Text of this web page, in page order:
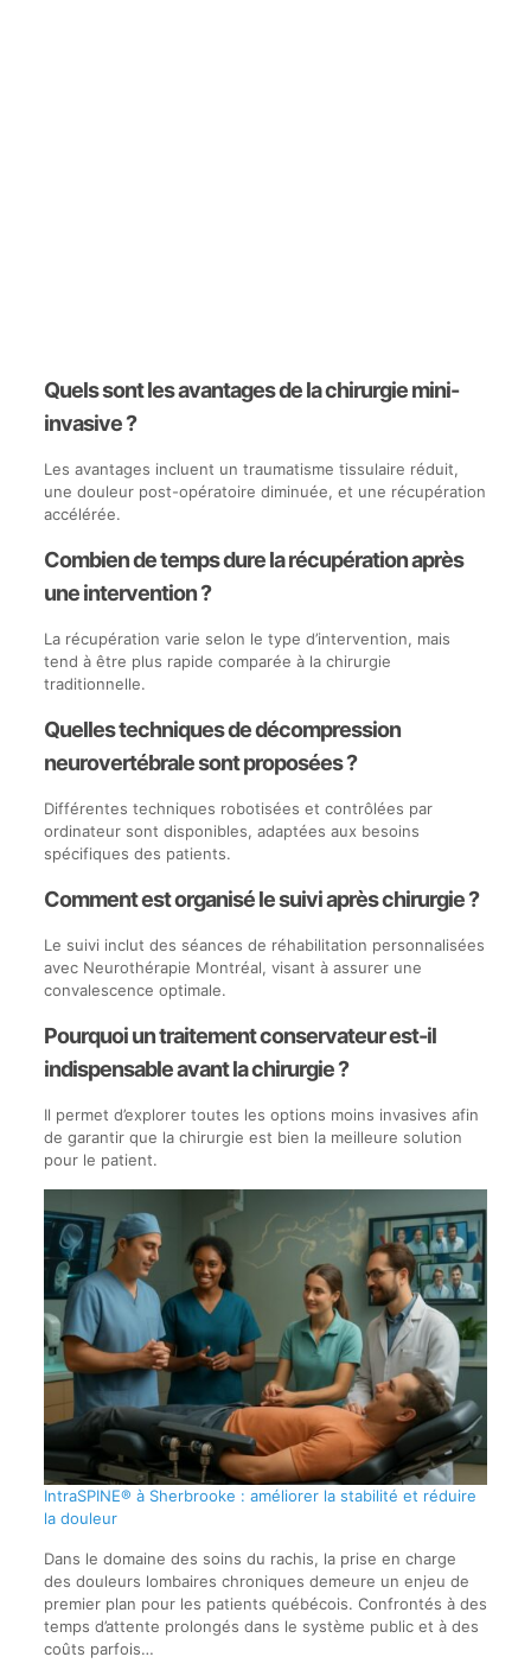
Quels sont les avantages de la chirurgie mini-
invasive ?
Les avantages incluent un traumatisme tissulaire réduit,
une douleur post-opératoire diminuée, et une récupération
accélérée.
Combien de temps dure la récupération après
une intervention ?
La récupération varie selon le type d’intervention, mais
tend à être plus rapide comparée à la chirurgie
traditionnelle.
Quelles techniques de décompression
neurovertébrale sont proposées ?
Différentes techniques robotisées et contrôlées par
ordinateur sont disponibles, adaptées aux besoins
spécifiques des patients.
Comment est organisé le suivi après chirurgie ?
Le suivi inclut des séances de réhabilitation personnalisées
avec Neurothérapie Montréal, visant à assurer une
convalescence optimale.
Pourquoi un traitement conservateur est-il
indispensable avant la chirurgie ?
Il permet d’explorer toutes les options moins invasives afin
de garantir que la chirurgie est bien la meilleure solution
pour le patient.
IntraSPINE® à Sherbrooke : améliorer la stabilité et réduire
la douleur
Dans le domaine des soins du rachis, la prise en charge
des douleurs lombaires chroniques demeure un enjeu de
premier plan pour les patients québécois. Confrontés à des
temps d’attente prolongés dans le système public et à des
coûts parfois…